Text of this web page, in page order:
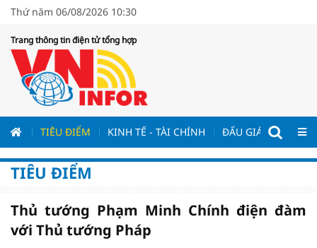
Thứ năm 06/08/2026 10:30
Trang thông tin điện tử tổng hợp
TIÊU ĐIỂM KINH TẾ - TÀI CHÍNH ĐẤU GIÁ - ĐẤU
TIÊU ĐIỂM
Thủ tướng Phạm Minh Chính điện đàm
với Thủ tướng Pháp